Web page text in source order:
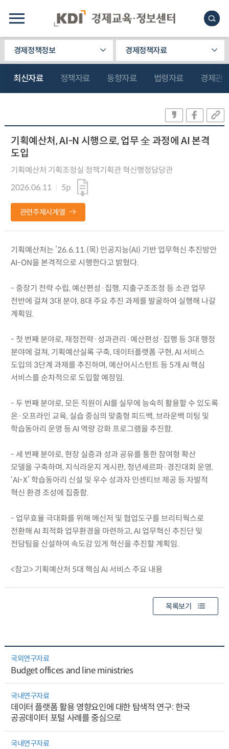
경제정책정보 경제정책자료
최신자료 정책자료 동향자료 법령자료 경제관
기획예산처, AI-N 시행으로, 업무 全 과정에 AI 본격
도입
기획예산처 기획조정실 정책기획관 혁신행정담당관
2026.06.11
5p
관련주제시계열
기획예산처는 ’26.6.11.(목) 인공지능(AI) 기반 업무혁신 추진방안
AI-ON을 본격적으로 시행한다고 밝혔다.
- 중장기 전략 수립, 예산편성·집행, 지출구조조정 등 소관 업무
전반에 걸쳐 3대 분야, 8대 주요 추진 과제를 발굴하여 실행해 나갈
계획임.
- 첫 번째 분야로, 재정전략·성과관리·예산편성·집행 등 3대 행정
분야에 걸쳐, 기획예산실록 구축, 데이터플랫폼 구현, AI 서비스
도입의 3단계 과제를 추진하며, 예산어시스턴트 등 5개 AI 핵심
서비스를 순차적으로 도입할 예정임.
- 두 번째 분야로, 모든 직원이 AI를 실무에 능숙히 활용할 수 있도록
온·오프라인 교육, 실습 중심의 맞춤형 피드백, 브라운백 미팅 및
학습동아리 운영 등 AI 역량 강화 프로그램을 추진함.
- 세 번째 분야로, 현장 실증과 성과 공유를 통한 참여형 확산
모델을 구축하며, 지식라운지 게시판, 청년셰르파·경진대회 운영,
‘AI-X’ 학습동아리 신설 및 우수 성과자 인센티브 제공 등 자발적
혁신 환경 조성에 집중함.
- 업무효율 극대화를 위해 메신저 및 협업도구를 브리티웍스로
전환해 AI 최적화 업무환경을 마련하고, AI 업무혁신 추진단 및
전담팀을 신설하여 속도감 있게 혁신을 추진할 계획임.
<참고> 기획예산처 5대 핵심 AI 서비스 주요 내용
목록보기
국외연구자료
Budget offices and line ministries
국내연구자료
데이터 플랫폼 활용 영향요인에 대한 탐색적 연구: 한국
공공데이터 포털 사례를 중심으로
국내연구자료